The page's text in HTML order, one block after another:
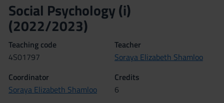
Social Psychology (i)
(2022/2023)
Teaching code
4S01797
Teacher
Soraya Elizabeth Shamloo
Coordinator
Soraya Elizabeth Shamloo
Credits
6